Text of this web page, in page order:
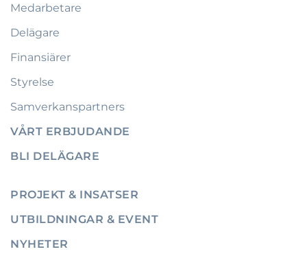
Medarbetare
Delägare
Finansiärer
Styrelse
Samverkanspartners
VÅRT ERBJUDANDE
BLI DELÄGARE
PROJEKT & INSATSER
UTBILDNINGAR & EVENT
NYHETER